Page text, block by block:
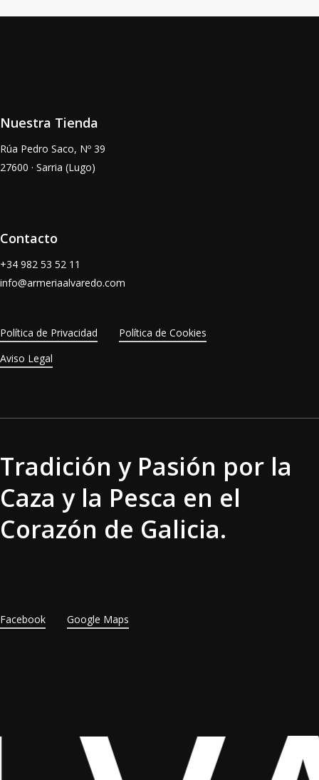
Nuestra Tienda
Rúa Pedro Saco, Nº 39
27600 · Sarria (Lugo)
Contacto
+34 982 53 52 11
info@armeriaalvaredo.com
Política de Privacidad
Política de Cookies
Aviso Legal
Tradición y Pasión por la
Caza y la Pesca en el
Corazón de Galicia.
Facebook Google Maps